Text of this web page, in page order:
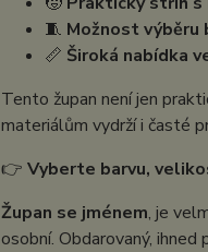
🧵 Možnost výběru
📏 Široká nabídka
Tento župan není jen
materiálům vydrží i časté
👉 Vyberte barvu,
Župan se jménem, je
osobní. Obdarovaný,